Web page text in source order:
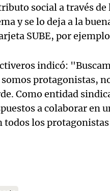
social a través de
y se lo deja a la
SUBE, por
indicó:
protagonistas,
Como entidad
a colaborar en
todos los